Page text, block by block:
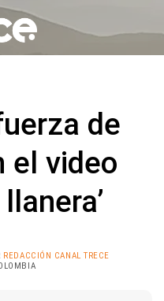
de
el video
REDACCIÓN CANAL TRECE